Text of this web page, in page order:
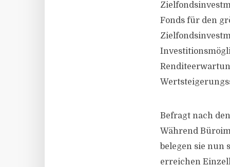
Fonds für den
Befragt nach
Während
belegen sie nun
erreichen